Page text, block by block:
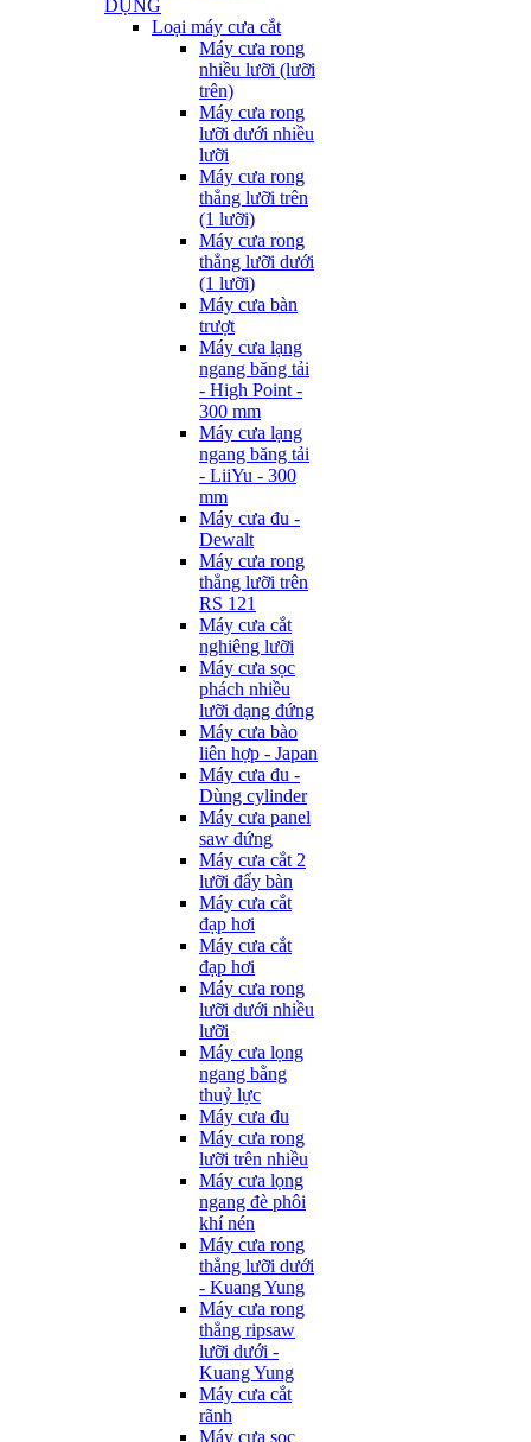
DỤNG
Loại máy cưa cắt
Máy cưa rong
nhiều lưỡi (lưỡi
trên)
Máy cưa rong
lưỡi dưới nhiều
lưỡi
Máy cưa rong
thẳng lưỡi trên
(1 lưỡi)
Máy cưa rong
thẳng lưỡi dưới
(1 lưỡi)
Máy cưa bàn
trượt
Máy cưa lạng
ngang băng tải
- High Point -
300 mm
Máy cưa lạng
ngang băng tải
- LiiYu - 300
mm
Máy cưa đu -
Dewalt
Máy cưa rong
thẳng lưỡi trên
RS 121
Máy cưa cắt
nghiêng lưỡi
Máy cưa sọc
phách nhiều
lưỡi dạng đứng
Máy cưa bào
liên hợp - Japan
Máy cưa đu -
Dùng cylinder
Máy cưa panel
saw đứng
Máy cưa cắt 2
lưỡi đẩy bàn
Máy cưa cắt
đạp hơi
Máy cưa cắt
đạp hơi
Máy cưa rong
lưỡi dưới nhiều
lưỡi
Máy cưa lọng
ngang bằng
thuỷ lực
Máy cưa đu
Máy cưa rong
lưỡi trên nhiều
Máy cưa lọng
ngang đè phôi
khí nén
Máy cưa rong
thẳng lưỡi dưới
- Kuang Yung
Máy cưa rong
thẳng ripsaw
lưỡi dưới -
Kuang Yung
Máy cưa cắt
rãnh
Máy cưa sọc